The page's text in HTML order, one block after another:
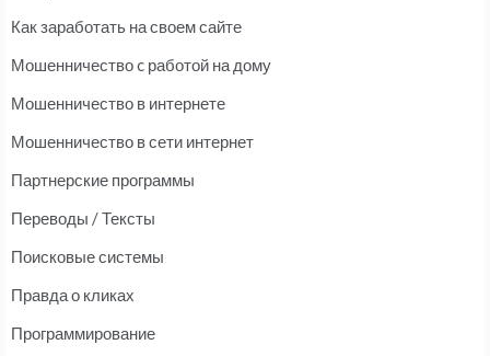
Как заработать на своем сайте
Мошенничество c работой на дому
Мошенничество в интернете
Мошенничество в сети интернет
Партнерские программы
Переводы / Тексты
Поисковые системы
Правда о кликах
Программирование